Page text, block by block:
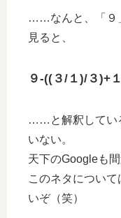
……なんと、「９
見ると、
９-((３/１)/３)+
……と解釈してい
いない。
天下のGoogleも
このネタについ
いぞ（笑）